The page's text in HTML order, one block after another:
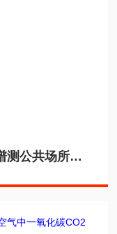
HH-790CH4-GC甲烷转化炉色谱测公共场所空气中一氧化碳